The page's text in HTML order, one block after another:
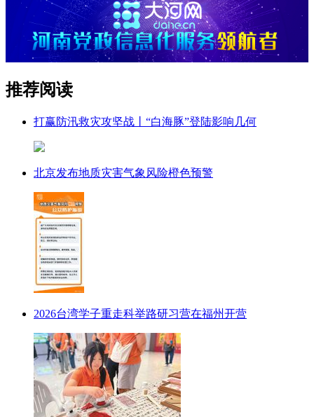
推荐阅读
打赢防汛救灾攻坚战丨“白海豚”登陆影响几何
北京发布地质灾害气象风险橙色预警
2026台湾学子重走科举路研习营在福州开营